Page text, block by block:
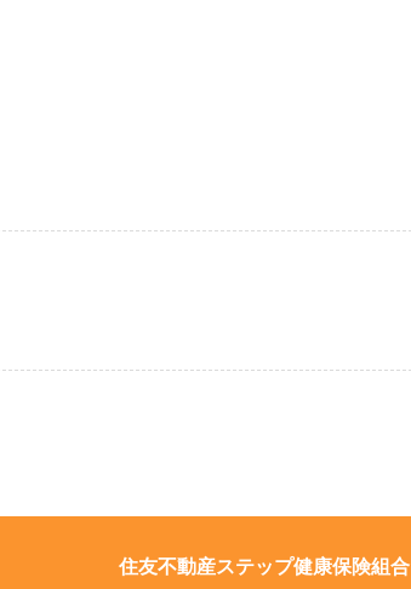
住友不動産ステップ健康保険組合